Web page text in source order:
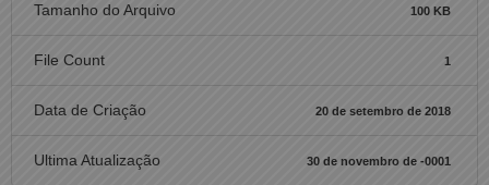
Tamanho do Arquivo 100 KB
File Count 1
Data de Criação 20 de setembro de 2018
Ultima Atualização 30 de novembro de -0001